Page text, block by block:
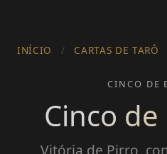
INÍCIO / CARTAS DE TARÔ
CINCO DE
Cinco de
Vitória de Pirro,